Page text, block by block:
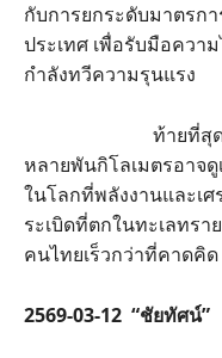
กับการยกระดับมาตรก
ประเทศ เพื่อรับมือคว
กำลังทวีความรุนแรง
ท้ายที่สุด สงคร
หลายพันกิโลเมตรอาจ
ในโลกที่พลังงานและเ
ระเบิดที่ตกในทะเลทรา
คนไทยเร็วกว่าที่คาดคิด
2569-03-12 “ชัยทัศน์”